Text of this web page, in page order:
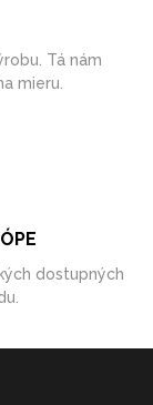
Tá nám
mieru.
dostupných